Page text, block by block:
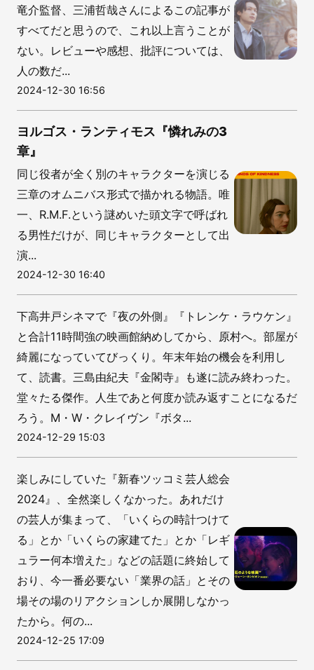
竜介監督、三浦哲哉さんによるこの記事が
すべてだと思うので、これ以上言うことが
ない。レビューや感想、批評については、
人の数だ...
2024-12-30 16:56
ヨルゴス・ランティモス『憐れみの3
章』
同じ役者が全く別のキャラクターを演じる
三章のオムニバス形式で描かれる物語。唯
一、R.M.F.という謎めいた頭文字で呼ばれ
る男性だけが、同じキャラクターとして出
演...
2024-12-30 16:40
下高井戸シネマで『夜の外側』『トレンケ・ラウケン』
と合計11時間強の映画館納めしてから、原村へ。部屋が
綺麗になっていてびっくり。年末年始の機会を利用し
て、読書。三島由紀夫『金閣寺』も遂に読み終わった。
堂々たる傑作。人生であと何度か読み返すことになるだ
ろう。M・W・クレイヴン『ボタ...
2024-12-29 15:03
楽しみにしていた『新春ツッコミ芸人総会
2024』、全然楽しくなかった。あれだけ
の芸人が集まって、「いくらの時計つけて
る」とか「いくらの家建てた」とか「レギ
ュラー何本増えた」などの話題に終始して
おり、今一番必要ない「業界の話」とその
場その場のリアクションしか展開しなかっ
たから。何の...
2024-12-25 17:09